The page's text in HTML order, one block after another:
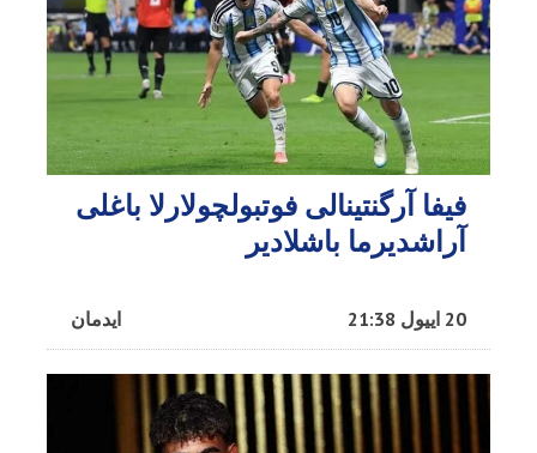
فیفا آرگنتینالی فوتبولچولارلا باغلی
آراشدیرما باشلادیر
ایدمان 20 اییول 21:38